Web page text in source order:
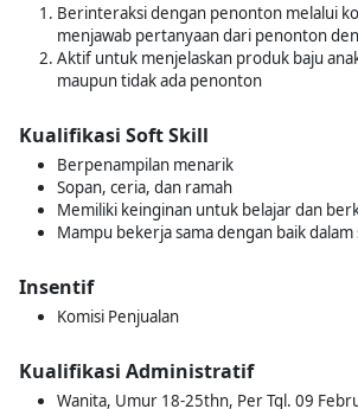
Berinteraksi dengan penonton melalui
menjawab pertanyaan dari penonton
Aktif untuk menjelaskan produk baju
maupun tidak ada penonton
Kualifikasi Soft Skill
Berpenampilan menarik
Sopan, ceria, dan ramah
Memiliki keinginan untuk belajar dan
Mampu bekerja sama dengan baik
Insentif
Komisi Penjualan
Kualifikasi Administratif
Wanita, Umur 18-25thn, Per Tgl. 09